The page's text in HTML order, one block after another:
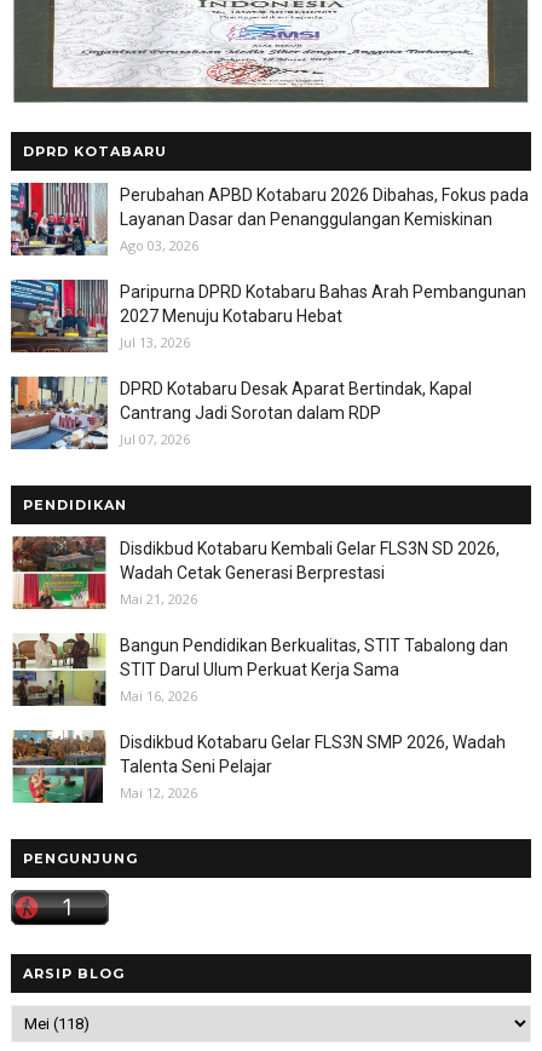
DPRD KOTABARU
Perubahan APBD Kotabaru 2026 Dibahas, Fokus pada
Layanan Dasar dan Penanggulangan Kemiskinan
Ago 03, 2026
Paripurna DPRD Kotabaru Bahas Arah Pembangunan
2027 Menuju Kotabaru Hebat
Jul 13, 2026
DPRD Kotabaru Desak Aparat Bertindak, Kapal
Cantrang Jadi Sorotan dalam RDP
Jul 07, 2026
PENDIDIKAN
Disdikbud Kotabaru Kembali Gelar FLS3N SD 2026,
Wadah Cetak Generasi Berprestasi
Mai 21, 2026
Bangun Pendidikan Berkualitas, STIT Tabalong dan
STIT Darul Ulum Perkuat Kerja Sama
Mai 16, 2026
Disdikbud Kotabaru Gelar FLS3N SMP 2026, Wadah
Talenta Seni Pelajar
Mai 12, 2026
PENGUNJUNG
ARSIP BLOG